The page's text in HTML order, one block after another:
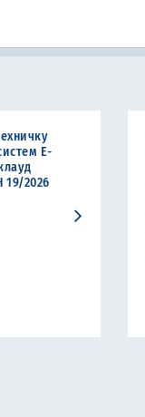
Е-
19/2026